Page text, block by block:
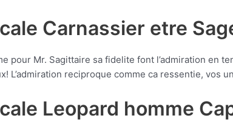
Carnassier etre
pour Mr. Sagittaire sa fidelite font l’admiration en
L’admiration reciproque comme ca ressentie, vos
Leopard homme